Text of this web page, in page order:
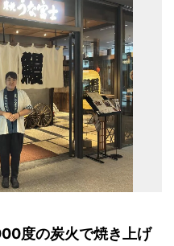
度の炭火で焼き上げ